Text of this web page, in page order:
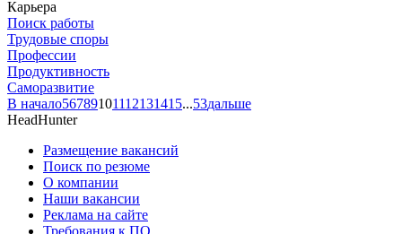
Карьера
Поиск работы
Трудовые споры
Профессии
Продуктивность
Саморазвитие
В начало56789101112131415...53дальше
HeadHunter
Размещение вакансий
Поиск по резюме
О компании
Наши вакансии
Реклама на сайте
Требования к ПО